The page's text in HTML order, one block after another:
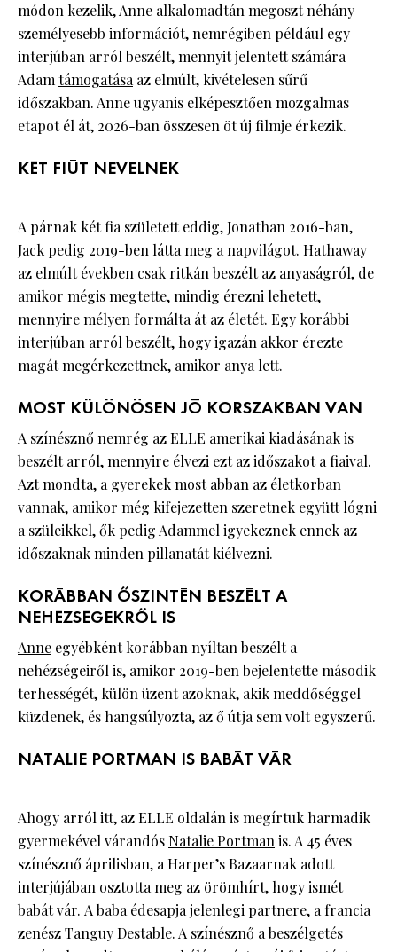
módon kezelik, Anne alkalomadtán megoszt néhány
személyesebb információt, nemrégiben például egy
interjúban arról beszélt, mennyit jelentett számára
Adamtámogatásaaz elmúlt, kivételesen sűrű
időszakban. Anne ugyanis elképesztően mozgalmas
etapot él át, 2026-ban összesen öt új filmje érkezik.
KÉT FIÚT NEVELNEK
A párnak két fia született eddig, Jonathan 2016-ban,
Jack pedig 2019-ben látta meg a napvilágot. Hathaway
az elmúlt években csak ritkán beszélt az anyaságról, de
amikor mégis megtette, mindig érezni lehetett,
mennyire mélyen formálta át az életét. Egy korábbi
interjúban arról beszélt, hogy igazán akkor érezte
magát megérkezettnek, amikor anya lett.
MOST KÜLÖNÖSEN JÓ KORSZAKBAN VAN
A színésznő nemrég az ELLE amerikai kiadásának is
beszélt arról, mennyire élvezi ezt az időszakot a fiaival.
Azt mondta, a gyerekek most abban az életkorban
vannak, amikor még kifejezetten szeretnek együtt lógni
a szüleikkel, ők pedig Adammel igyekeznek ennek az
időszaknak minden pillanatát kiélvezni.
KORÁBBAN ŐSZINTÉN BESZÉLT A
NEHÉZSÉGEKRŐL IS
Anne egyébként korábban nyíltan beszélt a
nehézségeiről is, amikor 2019-ben bejelentette második
terhességét, külön üzent azoknak, akik meddőséggel
küzdenek, és hangsúlyozta, az ő útja sem volt egyszerű.
NATALIE PORTMAN IS BABÁT VÁR
Ahogy arról itt, az ELLE oldalán is megírtuk harmadik
gyermekével várandós Natalie Portmanis. A 45 éves
színésznő áprilisban, a Harper’s Bazaarnak adott
interjújában osztotta meg az örömhírt, hogy ismét
babát vár. A baba édesapja jelenlegi partnere, a francia
zenész Tanguy Destable. A színésznő a beszélgetés